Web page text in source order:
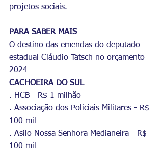
projetos sociais.
PARA SABER MAIS
O destino das emendas do deputado
estadual Cláudio Tatsch no orçamento
2024
CACHOEIRA DO SUL
. HCB - R$ 1 milhão
. Associação dos Policiais Militares - R$
100 mil
. Asilo Nossa Senhora Medianeira - R$
100 mil